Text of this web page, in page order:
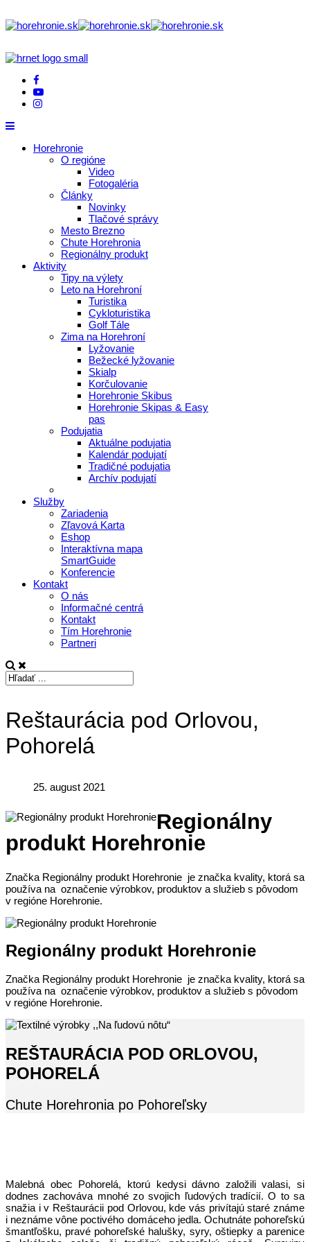
Horehronie
O regióne
Video
Fotogaléria
Články
Novinky
Tlačové správy
Mesto Brezno
Chute Horehronia
Regionálny produkt
Aktivity
Tipy na výlety
Leto na Horehroní
Turistika
Cykloturistika
Golf Tále
Zima na Horehroní
Lyžovanie
Bežecké lyžovanie
Skialp
Korčulovanie
Horehronie Skibus
Horehronie Skipas & Easy
pas
Podujatia
Aktuálne podujatia
Kalendár podujatí
Tradičné podujatia
Archív podujatí
Služby
Zariadenia
Zľavová Karta
Eshop
Interaktívna mapa
SmartGuide
Konferencie
Kontakt
O nás
Informačné centrá
Kontakt
Tím Horehronie
Partneri
Reštaurácia pod Orlovou,
Pohorelá
25. august 2021
Regionálny
produkt Horehronie
Značka Regionálny produkt Horehronie je značka kvality, ktorá sa
používa na označenie výrobkov, produktov a služieb s pôvodom
v regióne Horehronie.
Regionálny produkt Horehronie
Značka Regionálny produkt Horehronie je značka kvality, ktorá sa
používa na označenie výrobkov, produktov a služieb s pôvodom
v regióne Horehronie.
REŠTAURÁCIA POD ORLOVOU,
POHORELÁ
Chute Horehronia po Pohoreľsky
Malebná obec Pohorelá, ktorú kedysi dávno založili valasi, si
dodnes zachováva mnohé zo svojich ľudových tradícií. O to sa
snažia i v Reštaurácii pod Orlovou, kde vás privítajú staré známe
i neznáme vône poctivého domáceho jedla. Ochutnáte pohoreľskú
šmantľošku, pravé pohoreľské halušky, syry, oštiepky a parenice